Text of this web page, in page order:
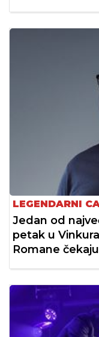
LEGENDARNI
Jedan od
petak u
Romane čekaju